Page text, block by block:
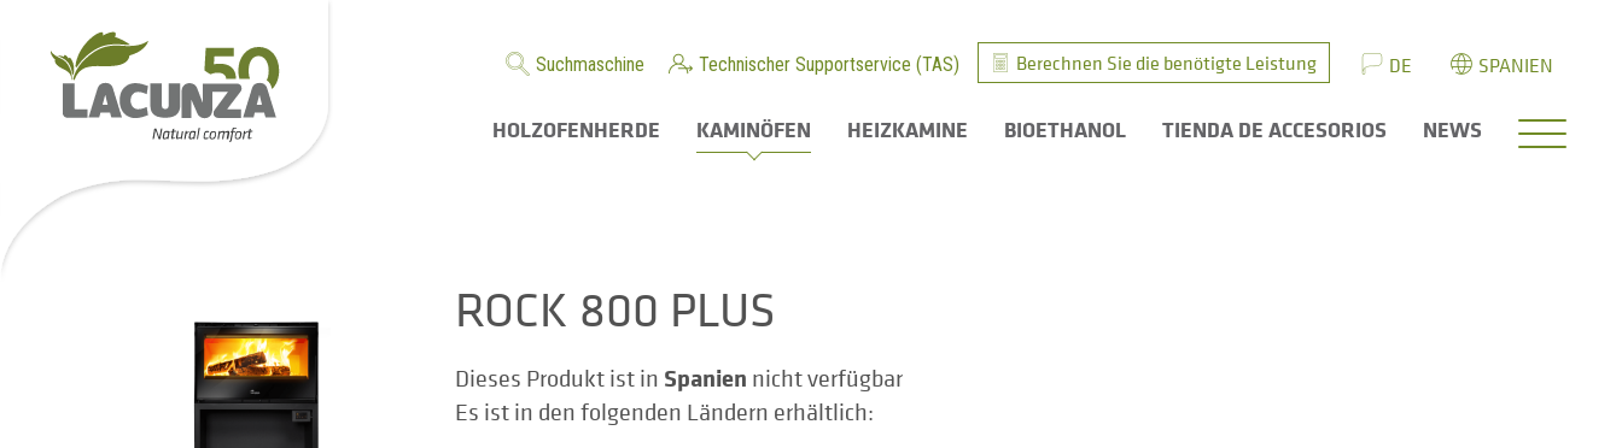
Suchmaschine Technischer Supportservice (TAS) Berechnen Sie die benötigte Leistung DE SPANIEN
HOLZOFENHERDE KAMINÖFEN HEIZKAMINE BIOETHANOL TIENDA DE ACCESORIOS NEWS
ROCK 800 PLUS
Dieses Produkt ist in Spanien nicht verfügbar
Es ist in den folgenden Ländern erhältlich: